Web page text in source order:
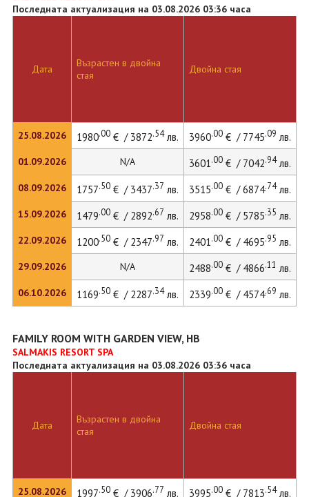
Последната актуализация на 03.08.2026 03:36 часа
Дата
25.08.2026
01.09.2026
08.09.2026
15.09.2026
22.09.2026
29.09.2026
06.10.2026
Възрастен в двойна
стая
Двойна стая
1980.00€ / 3872.54лв. 3960.00€ / 7745.09 лв.
N/A 3601.00€ / 7042.94лв.
1757.50€ / 3437.37 лв. 3515.00€ / 6874.74лв.
1479.00€ / 2892.67 лв. 2958.00€ / 5785.35 лв.
1200.50€ / 2347.97 лв. 2401.00€ / 4695.95 лв.
N/A 2488.00€ / 4866.11 лв.
1169.50€ / 2287.34лв. 2339.00€ / 4574.69 лв.
FAMILY ROOM WITH GARDEN VIEW, HB
SALMAKIS RESORT SPA
Последната актуализация на 03.08.2026 03:36 часа
Дата
25.08.2026
Възрастен в двойна
стая
Двойна стая
1997.50€ / 3906.77 лв. 3995.00€ / 7813.54лв.